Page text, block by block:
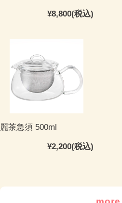
¥8,800(税込)
麗茶急須 500ml
¥2,200(税込)